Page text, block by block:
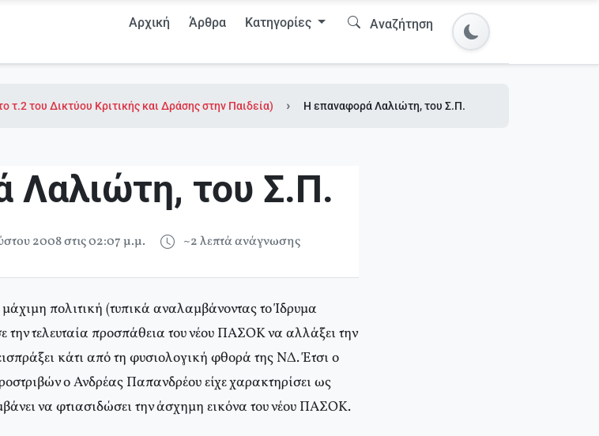
Αρχική Άρθρα Κατηγορίες Αναζήτηση
τ.2 του Δικτύου Κριτικής και Δράσης στην Παιδεία) Η επαναφορά Λαλιώτη, του Σ.Π.
Λαλιώτη, του Σ.Π.
2008 στις 02:07 μ.μ. ~2 λεπτά ανάγνωσης
πολιτική (τυπικά αναλαμβάνοντας το Ίδρυμα
τελευταία προσπάθεια του νέου ΠΑΣΟΚ να αλλάξει την
κάτι από τη φυσιολογική φθορά της ΝΔ. Έτσι ο
ο Ανδρέας Παπανδρέου είχε χαρακτηρίσει ως
να φτιασιδώσει την άσχημη εικόνα του νέου ΠΑΣΟΚ.